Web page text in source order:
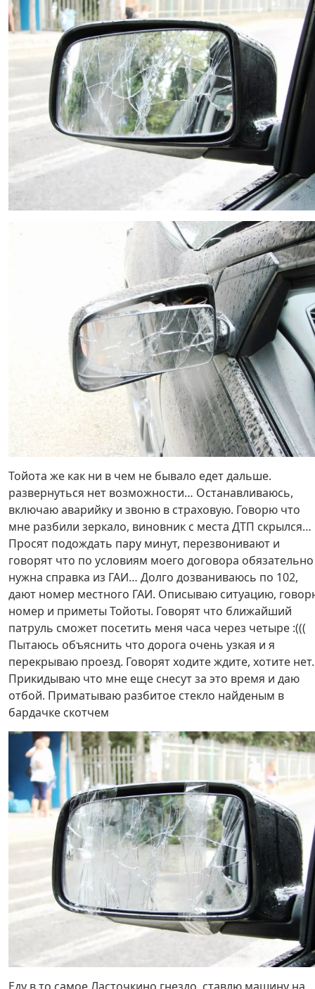
Тойота же как ни в чем не бывало едет дальше.
развернуться нет возможности… Останавливаюсь,
включаю аварийку и звоню в страховую. Говорю что
мне разбили зеркало, виновник с места ДТП скрылся…
Просят подождать пару минут, перезвонивают и
говорят что по условиям моего договора обязательно
нужна справка из ГАИ… Долго дозваниваюсь по 102,
дают номер местного ГАИ. Описываю ситуацию,
номер и приметы Тойоты. Говорят что ближайший
патруль сможет посетить меня часа через четыре :(((
Пытаюсь объяснить что дорога очень узкая и я
перекрываю проезд. Говорят ходите ждите, хотите
Прикидываю что мне еще снесут за это время и даю
отбой. Приматываю разбитое стекло найденым в
бардачке скотчем